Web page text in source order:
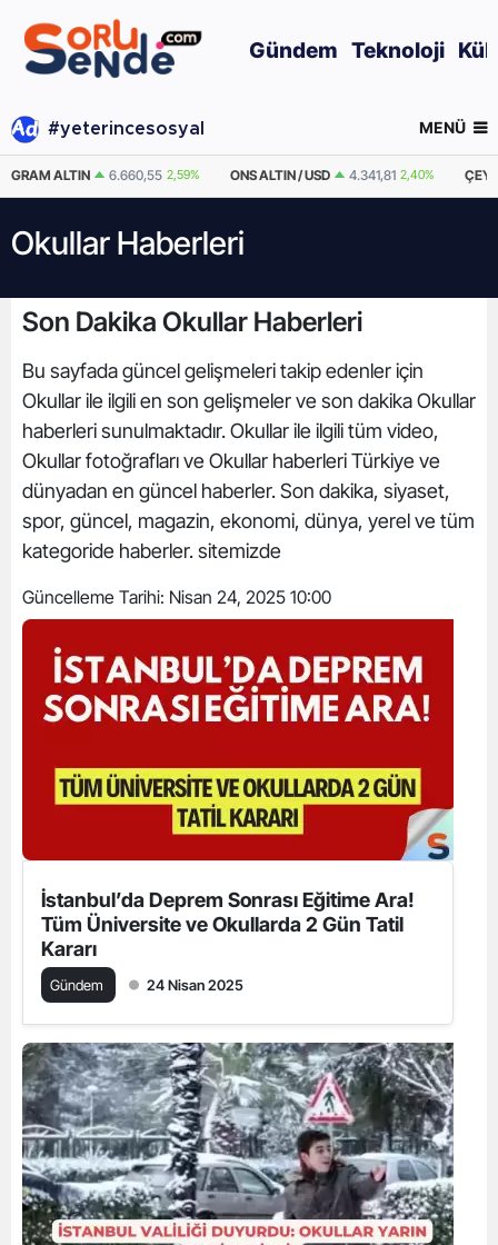
Gündem Teknoloji
#yeterincesosyal MENÜ
GRAM ALTIN 6.660,55 2,59% ONS ALTIN / USD 4.341,81 2,40%
Okullar Haberleri
Son Dakika Okullar Haberleri
Bu sayfada güncel gelişmeleri takip edenler için
Okullar ile ilgili en son gelişmeler ve son dakika Okullar
haberleri sunulmaktadır. Okullar ile ilgili tüm video,
Okullar fotoğrafları ve Okullar haberleri Türkiye ve
dünyadan en güncel haberler. Son dakika, siyaset,
spor, güncel, magazin, ekonomi, dünya, yerel ve tüm
kategoride haberler. sitemizde
Güncelleme Tarihi: Nisan 24, 2025 10:00
İstanbul’da Deprem Sonrası Eğitime Ara!
Tüm Üniversite ve Okullarda 2 Gün Tatil
Kararı
Gündem 24 Nisan 2025